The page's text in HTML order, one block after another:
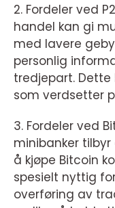
2. Fordeler ved
handel kan gi
med lavere
personlig
tredjepart.
som verdsetter
3. Fordeler ved
minibanker
å kjøpe Bitcoin
spesielt nyttig
overføring av